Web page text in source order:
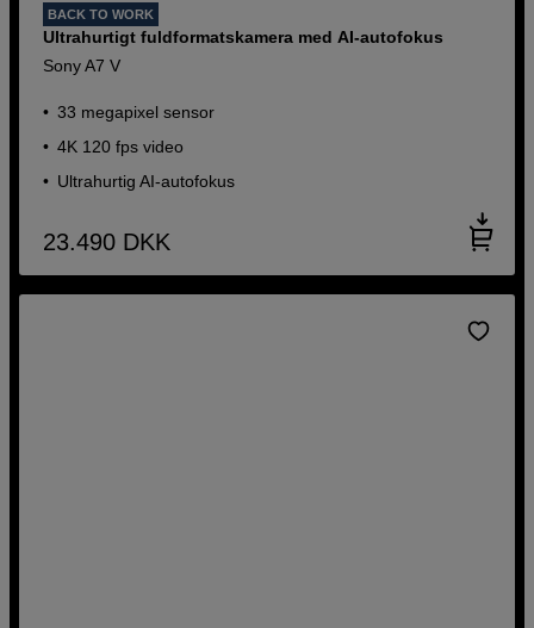
BACK TO WORK
Ultrahurtigt fuldformatskamera med AI-autofokus
Sony A7 V
33 megapixel sensor
4K 120 fps video
Ultrahurtig AI-autofokus
23.490 DKK